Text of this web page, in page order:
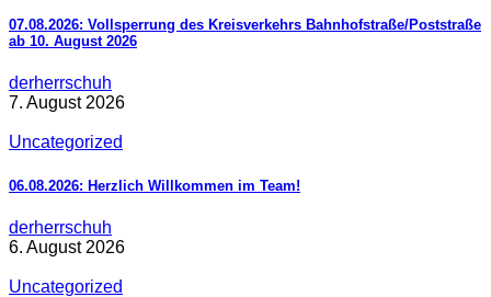
07.08.2026: Vollsperrung des Kreisverkehrs Bahnhofstraße/Poststraße
ab 10. August 2026
derherrschuh
7. August 2026
Uncategorized
06.08.2026: Herzlich Willkommen im Team!
derherrschuh
6. August 2026
Uncategorized